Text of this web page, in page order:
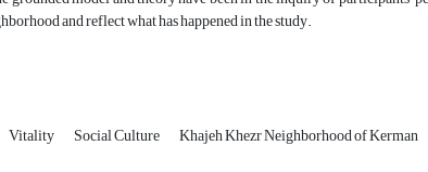
and reflect what has happened in the study.
Vitality Social Culture Khajeh Khezr Neighborhood of Kerman